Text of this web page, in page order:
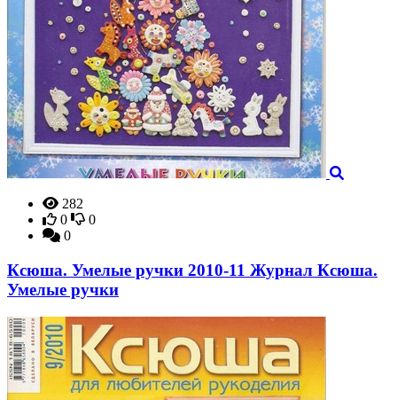
282
0
0
0
Ксюша. Умелые ручки 2010-11 Журнал Ксюша.
Умелые ручки